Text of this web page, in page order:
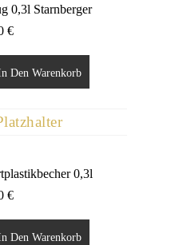
0,3l Starnberger
€
Den Warenkorb
0,3l
€
Den Warenkorb